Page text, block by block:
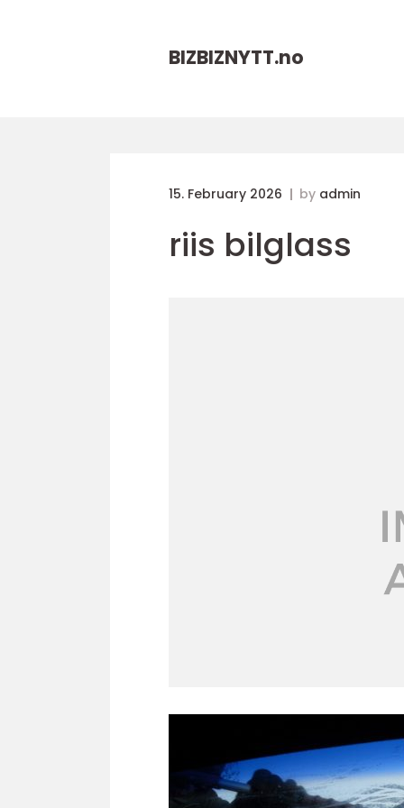
BIZBIZNYTT.no
15. February 2026 by admin
riis bilglass